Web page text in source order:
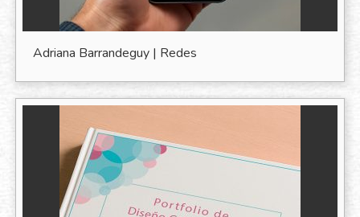
Adriana Barrandeguy | Redes